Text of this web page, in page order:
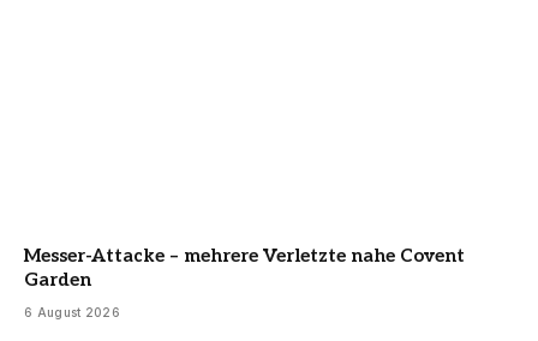
Messer-Attacke – mehrere Verletzte nahe Covent
Garden
6 August 2026